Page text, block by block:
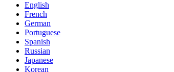
English
French
German
Portuguese
Spanish
Russian
Japanese
Korean